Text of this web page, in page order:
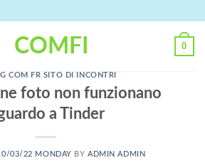
0
COM FR SITO DI INCONTRI
foto non funzionano
a Tinder
03/22 MONDAY BYADMIN ADMIN